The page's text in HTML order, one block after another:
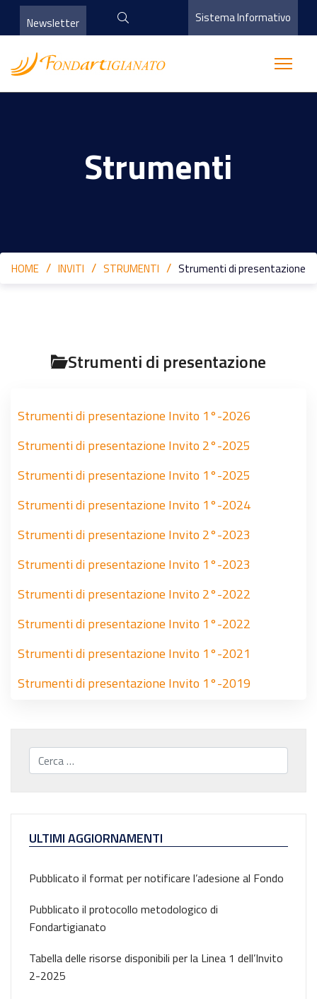
Newsletter Sistema Informativo
Strumenti
HOME INVITI STRUMENTI Strumenti di presentazione
Strumenti di presentazione
Strumenti di presentazione Invito 1°-2026
Strumenti di presentazione Invito 2°-2025
Strumenti di presentazione Invito 1°-2025
Strumenti di presentazione Invito 1°-2024
Strumenti di presentazione Invito 2°-2023
Strumenti di presentazione Invito 1°-2023
Strumenti di presentazione Invito 2°-2022
Strumenti di presentazione Invito 1°-2022
Strumenti di presentazione Invito 1°-2021
Strumenti di presentazione Invito 1°-2019
Cerca...
ULTIMI AGGIORNAMENTI
Pubblicato il format per notificare l’adesione al Fondo
Pubblicato il protocollo metodologico di
Fondartigianato
Tabella delle risorse disponibili per la Linea 1 dell’Invito
2-2025